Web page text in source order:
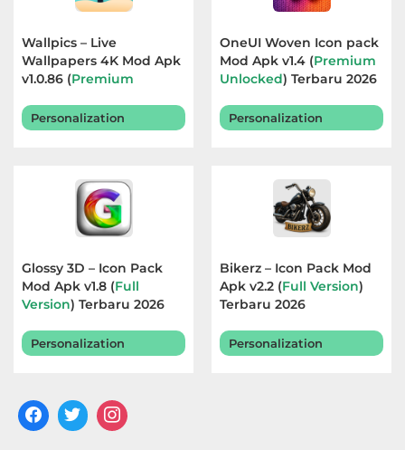
Wallpics – Live
Wallpapers 4K Mod Apk
v1.0.86 (Premium
Personalization
OneUI Woven Icon pack
Mod Apk v1.4 (Premium
Unlocked) Terbaru 2026
Personalization
Glossy 3D – Icon Pack
Mod Apk v1.8 (Full
Version) Terbaru 2026
Personalization
Bikerz – Icon Pack Mod
Apk v2.2 (Full Version)
Terbaru 2026
Personalization